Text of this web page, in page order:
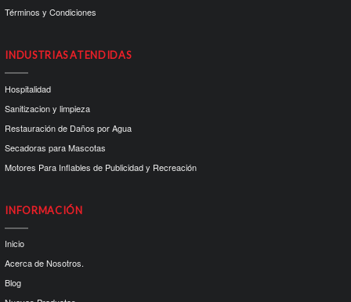
Términos y Condiciones
INDUSTRIAS ATENDIDAS
Hospitalidad
Sanitizacion y limpieza
Restauración de Daños por Agua
Secadoras para Mascotas
Motores Para Inflables de Publicidad y Recreación
INFORMACIÓN
Inicio
Acerca de Nosotros.
Blog